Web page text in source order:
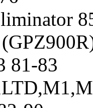
81-83